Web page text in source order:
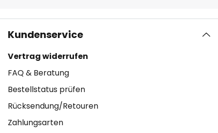
Kundenservice
Vertrag widerrufen
FAQ & Beratung
Bestellstatus prüfen
Rücksendung/Retouren
Zahlungsarten